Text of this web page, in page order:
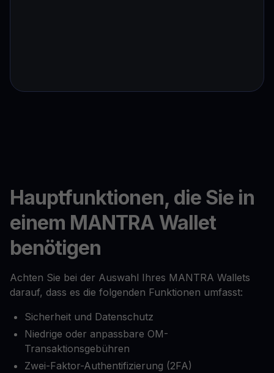
Hauptfunktionen, die Sie in
einem MANTRA Wallet
benötigen
Achten Sie bei der Auswahl Ihres MANTRA Wallets
darauf, dass es die folgenden Funktionen umfasst:
Sicherheit und Datenschutz
Niedrige oder anpassbare OM-
Transaktionsgebühren
Zwei-Faktor-Authentifizierung (2FA)